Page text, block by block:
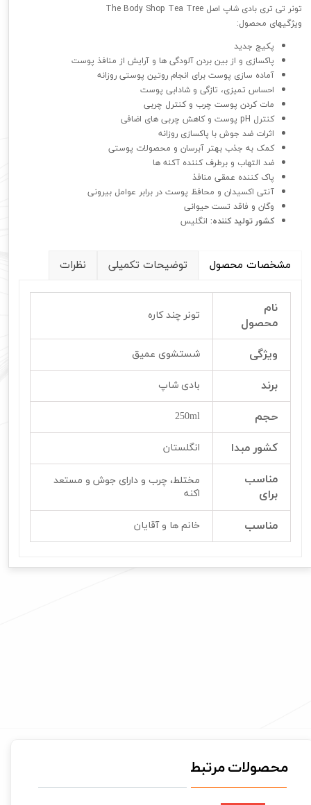
تونر تی تری بادی شاپ اصل The Body Shop Tea Tree
ویژگیهای محصول:
پکیج جدید
پاکسازی و از بین بردن آلودگی ها و آرایش از منافذ پوست
آماده سازی پوست برای انجام روتین پوستی روزانه
احساس تمیزی، تازگی و شادابی پوست
مات کردن پوست چرب و کنترل چربی
کنترل pH پوست و کاهش چربی های اضافی
اثرات ضد جوش با پاکسازی روزانه
کمک به جذب بهتر آبرسان و محصولات پوستی
ضد التهاب و برطرف کننده آکنه ها
پاک کننده عمقی منافذ
آنتی اکسیدان و محافظ پوست در برابر عوامل بیرونی
وگان و فاقد تست حیوانی
کشور تولید کننده: انگلیس
مشخصات محصول توضیحات تکمیلی نظرات
نام
محصول
تونر چند کاره
ویژگی شستشوی عمیق
برند بادی شاپ
حجم 250ml
کشور مبدا انگلستان
مناسب
برای
مختلط، چرب و دارای جوش و مستعد
اکنه
مناسب خانم ها و آقایان
محصولات مرتبط